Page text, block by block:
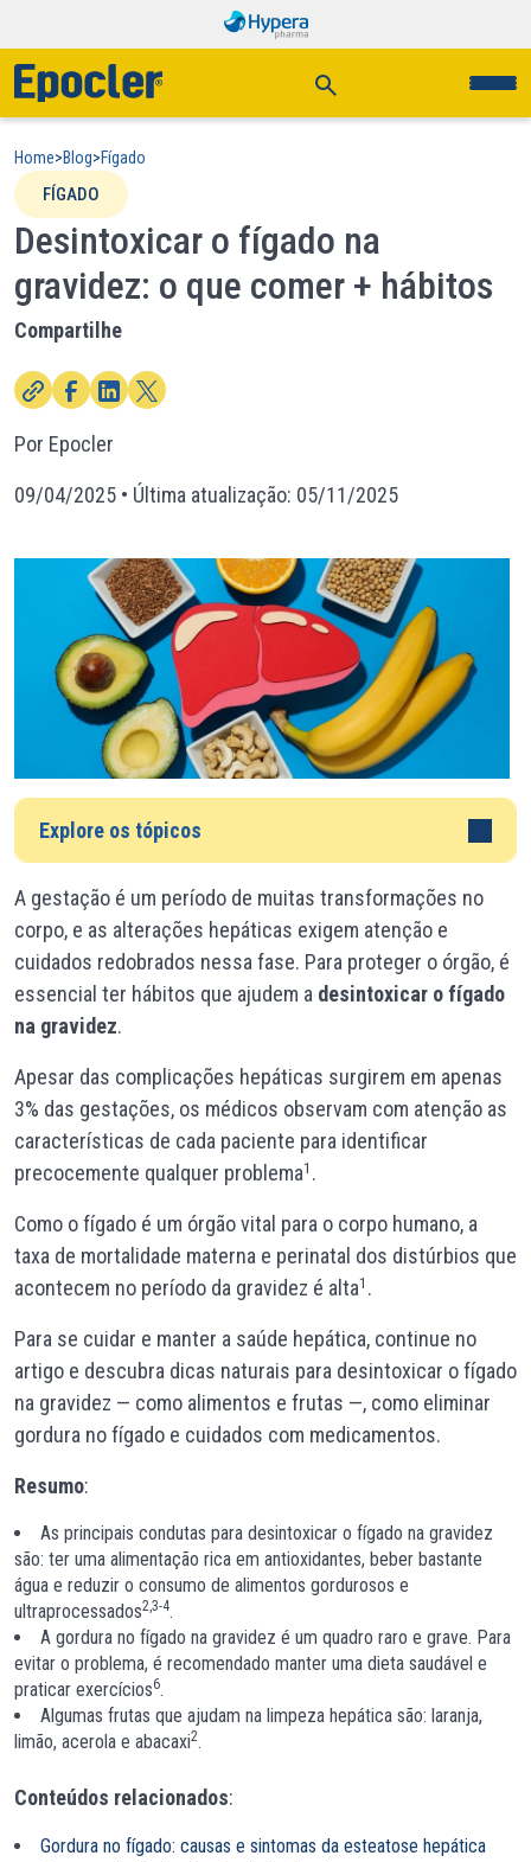
Home>Blog>Fígado
FÍGADO
Desintoxicar o fígado na
gravidez: o que comer + hábitos
Compartilhe
Por Epocler
09/04/2025 • Última atualização: 05/11/2025
Explore os tópicos
A gestação é um período de muitas transformações no
corpo, e as alterações hepáticas exigem atenção e
cuidados redobrados nessa fase. Para proteger o órgão, é
essencial ter hábitos que ajudem a desintoxicar o fígado
na gravidez.
Apesar das complicações hepáticas surgirem em apenas
3% das gestações, os médicos observam com atenção as
características de cada paciente para identificar
precocemente qualquer problema1 .
Como o fígado é um órgão vital para o corpo humano, a
taxa de mortalidade materna e perinatal dos distúrbios que
acontecem no período da gravidez é alta1 .
Para se cuidar e manter a saúde hepática, continue no
artigo e descubra dicas naturais para desintoxicar o fígado
na gravidez — como alimentos e frutas —, como eliminar
gordura no fígado e cuidados com medicamentos.
Resumo:
As principais condutas para desintoxicar o fígado na gravidez
são: ter uma alimentação rica em antioxidantes, beber bastante
água e reduzir o consumo de alimentos gordurosos e
ultraprocessados2,3-4.
A gordura no fígado na gravidez é um quadro raro e grave. Para
evitar o problema, é recomendado manter uma dieta saudável e
praticar exercícios6.
Algumas frutas que ajudam na limpeza hepática são: laranja,
limão, acerola e abacaxi2.
Conteúdos relacionados:
Gordura no fígado: causas e sintomas da esteatose hepática